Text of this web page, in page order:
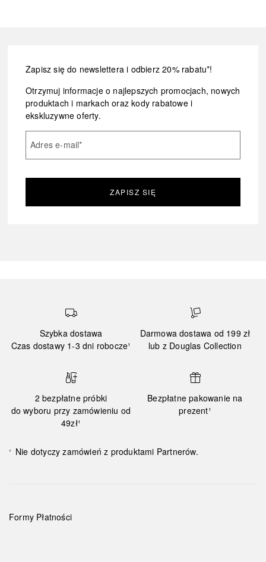
Zapisz się do newslettera i odbierz 20% rabatu*!
Otrzymuj informacje o najlepszych promocjach, nowych
produktach i markach oraz kody rabatowe i
ekskluzywne oferty.
Adres e-mail*
ZAPISZ SIĘ
Szybka dostawa
Czas dostawy 1-3 dni robocze¹
Darmowa dostawa od 199 zł
lub z Douglas Collection
2 bezpłatne próbki
do wyboru przy zamówieniu od
49zł¹
Bezpłatne pakowanie na
prezent¹
¹ Nie dotyczy zamówień z produktami Partnerów.
Formy Płatności